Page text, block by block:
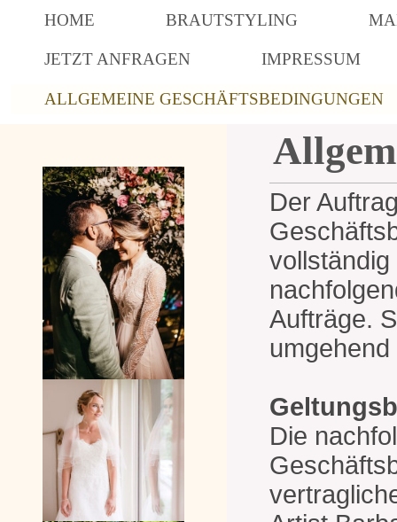
HOME BRAUTSTYLING
JETZT ANFRAGEN IMPRESSUM
ALLGEMEINE GESCHÄFTSBEDINGUNGEN
Der
Aufträge.
Die